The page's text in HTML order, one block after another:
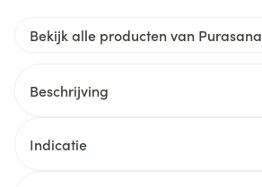
Bekijk alle producten van Purasana
Beschrijving
Indicatie